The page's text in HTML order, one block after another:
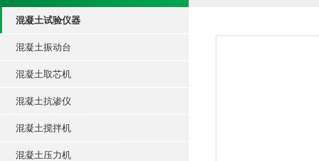
混凝土试验仪器
混凝土振动台
混凝土取芯机
混凝土抗渗仪
混凝土搅拌机
混凝土压力机